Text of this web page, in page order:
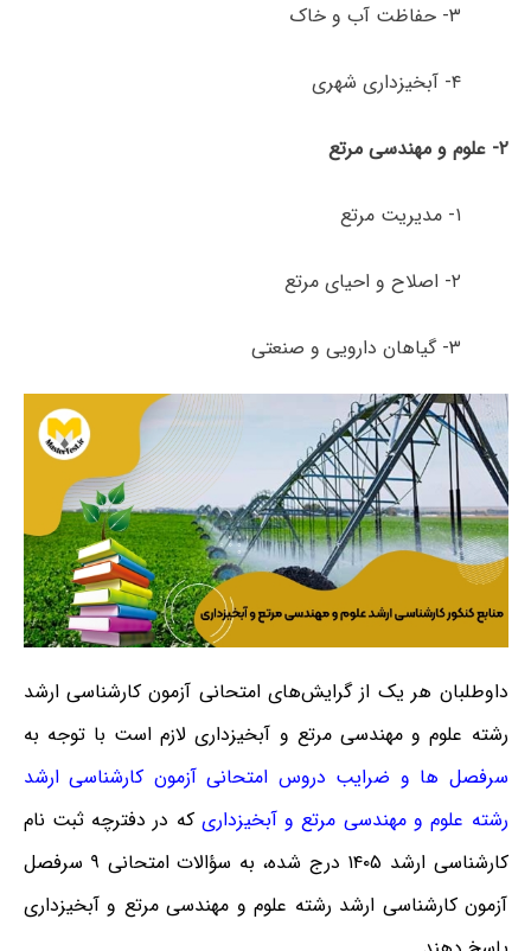
۳- حفاظت آب و خاک
۴- آبخیزداری شهری
۲- علوم و مهندسی مرتع
۱- مدیریت مرتع
۲- اصلاح و احیای مرتع
۳- گیاهان دارویی و صنعتی
داوطلبان هر یک از گرایش‌های امتحانی آزمون کارشناسی ارشد
رشته علوم و مهندسی مرتع و آبخیزداری لازم است با توجه به
سرفصل ها و ضرایب دروس امتحانی آزمون کارشناسی ارشد
رشته علوم و مهندسی مرتع و آبخیزداری که در دفترچه ثبت نام
کارشناسی ارشد ۱۴۰۵ درج شده، به سؤالات امتحانی ۹ سرفصل
آزمون کارشناسی ارشد رشته علوم و مهندسی مرتع و آبخیزداری